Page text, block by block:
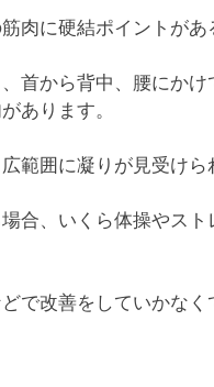
肉に硬結ポイントがあ
首から背中、腰にか
あります。
範囲に凝りが見受けら
合、いくら体操やスト
で改善をしていかな